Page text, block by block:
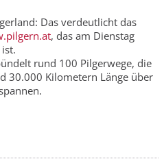
Das verdeutlicht das
, das am Dienstag
rund 100 Pilgerwege, die
30.000 Kilometern Länge über